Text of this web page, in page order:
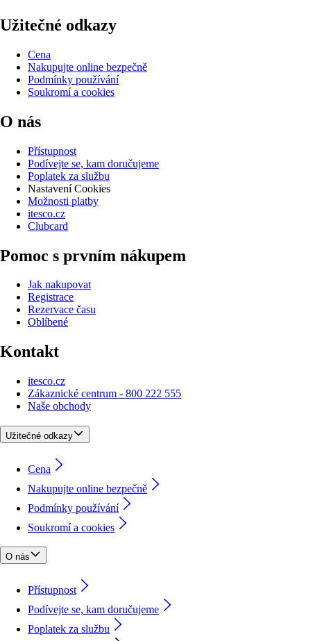
Užitečné odkazy
Cena
Nakupujte online bezpečně
Podmínky používání
Soukromí a cookies
O nás
Přístupnost
Podívejte se, kam doručujeme
Poplatek za službu
Nastavení Cookies
Možnosti platby
itesco.cz
Clubcard
Pomoc s prvním nákupem
Jak nakupovat
Registrace
Rezervace času
Oblíbené
Kontakt
itesco.cz
Zákaznické centrum - 800 222 555
Naše obchody
Užitečné odkazy
Cena
Nakupujte online bezpečně
Podmínky používání
Soukromí a cookies
O nás
Přístupnost
Podívejte se, kam doručujeme
Poplatek za službu